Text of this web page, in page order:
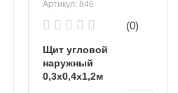
Артикул: 846
(0)
Щит угловой
наружный
0,3х0,4х1,2м